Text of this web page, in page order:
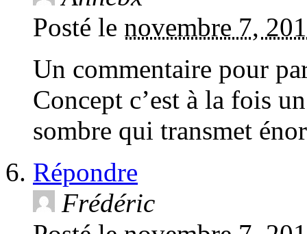
Posté le novembre 7,
Un commentaire pour
Concept c’est à la fois
sombre qui transmet
Répondre
Frédéric